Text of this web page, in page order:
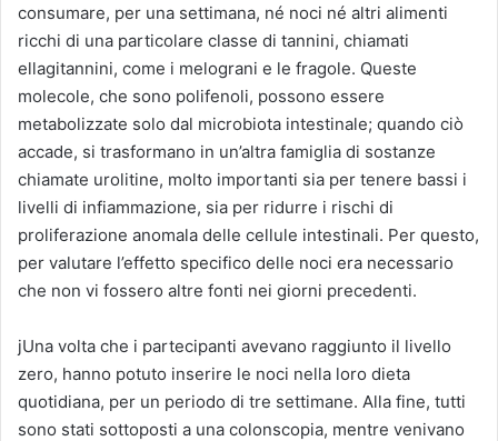
consumare, per una settimana, né noci né altri alimenti
ricchi di una particolare classe di tannini, chiamati
ellagitannini, come i melograni e le fragole. Queste
molecole, che sono polifenoli, possono essere
metabolizzate solo dal microbiota intestinale; quando ciò
accade, si trasformano in un’altra famiglia di sostanze
chiamate urolitine, molto importanti sia per tenere bassi i
livelli di infiammazione, sia per ridurre i rischi di
proliferazione anomala delle cellule intestinali. Per questo,
per valutare l’effetto specifico delle noci era necessario
che non vi fossero altre fonti nei giorni precedenti.
jUna volta che i partecipanti avevano raggiunto il livello
zero, hanno potuto inserire le noci nella loro dieta
quotidiana, per un periodo di tre settimane. Alla fine, tutti
sono stati sottoposti a una colonscopia, mentre venivano